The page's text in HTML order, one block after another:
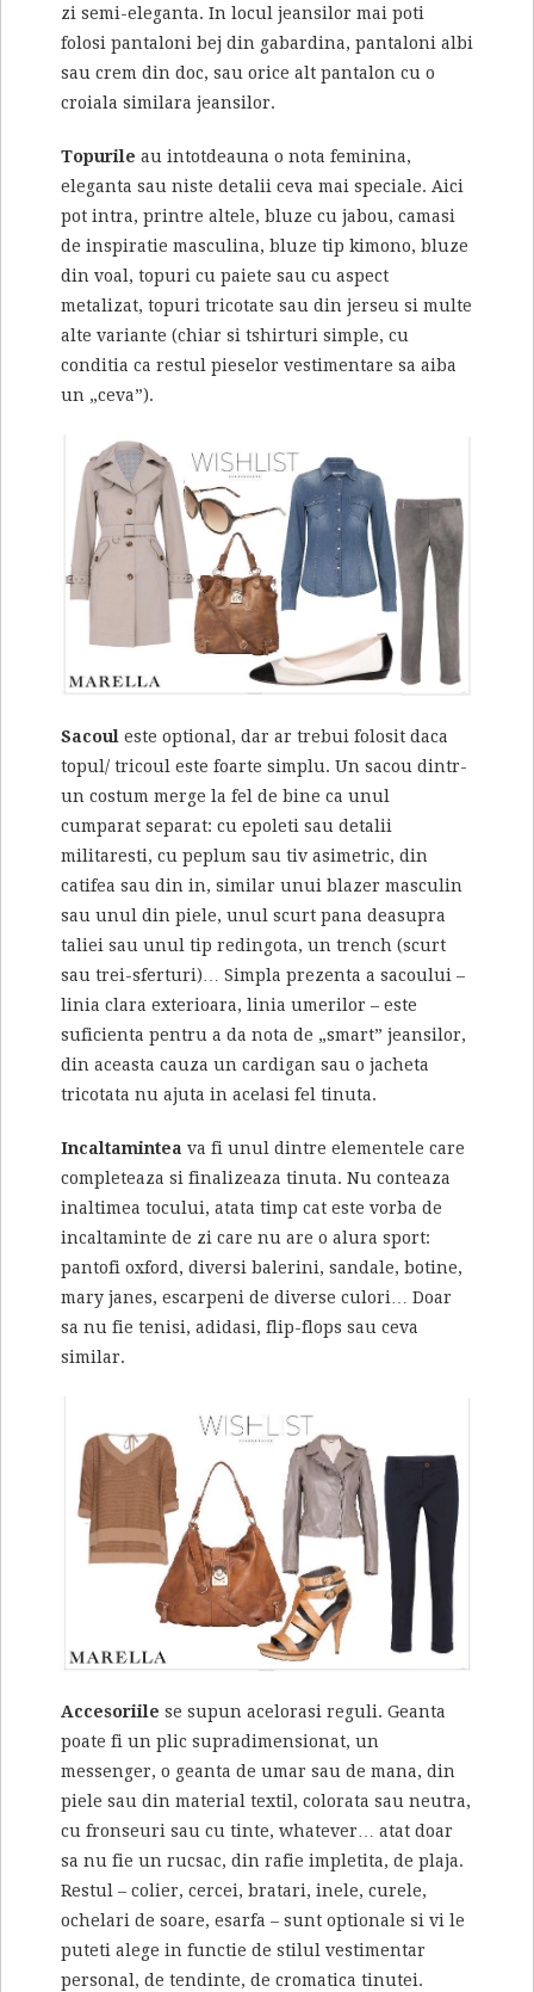
zi semi-eleganta. In locul jeansilor mai poti
folosi pantaloni bej din gabardina, pantaloni albi
sau crem din doc, sau orice alt pantalon cu o
croiala similara jeansilor.
Topurile au intotdeauna o nota feminina,
eleganta sau niste detalii ceva mai speciale. Aici
pot intra, printre altele, bluze cu jabou, camasi
de inspiratie masculina, bluze tip kimono, bluze
din voal, topuri cu paiete sau cu aspect
metalizat, topuri tricotate sau din jerseu si multe
alte variante (chiar si tshirturi simple, cu
conditia ca restul pieselor vestimentare sa aiba
un „ceva”).
Sacoul este optional, dar ar trebui folosit daca
topul/ tricoul este foarte simplu. Un sacou dintr-
un costum merge la fel de bine ca unul
cumparat separat: cu epoleti sau detalii
militaresti, cu peplum sau tiv asimetric, din
catifea sau din in, similar unui blazer masculin
sau unul din piele, unul scurt pana deasupra
taliei sau unul tip redingota, un trench (scurt
sau trei-sferturi)… Simpla prezenta a sacoului –
linia clara exterioara, linia umerilor – este
suficienta pentru a da nota de „smart” jeansilor,
din aceasta cauza un cardigan sau o jacheta
tricotata nu ajuta in acelasi fel tinuta.
Incaltamintea va fi unul dintre elementele care
completeaza si finalizeaza tinuta. Nu conteaza
inaltimea tocului, atata timp cat este vorba de
incaltaminte de zi care nu are o alura sport:
pantofi oxford, diversi balerini, sandale, botine,
mary janes, escarpeni de diverse culori… Doar
sa nu fie tenisi, adidasi, flip-flops sau ceva
similar.
Accesoriile se supun acelorasi reguli. Geanta
poate fi un plic supradimensionat, un
messenger, o geanta de umar sau de mana, din
piele sau din material textil, colorata sau neutra,
cu fronseuri sau cu tinte, whatever… atat doar
sa nu fie un rucsac, din rafie impletita, de plaja.
Restul – colier, cercei, bratari, inele, curele,
ochelari de soare, esarfa – sunt optionale si vi le
puteti alege in functie de stilul vestimentar
personal, de tendinte, de cromatica tinutei.